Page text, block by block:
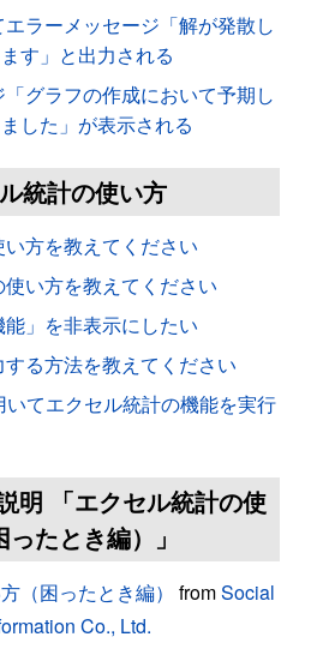
ラーメッセージ「解が発散し
す」と出力される
グラフの作成において予期し
した」が表示される
統計の使い方
方を教えてください
い方を教えてください
」を非表示にしたい
る方法を教えてください
てエクセル統計の機能を実行
明 「エクセル統計の使
たとき編）」
（困ったとき編） fromSocial
Co., Ltd.